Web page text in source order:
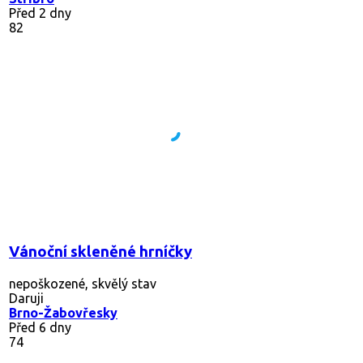
Před 2 dny
82
Vánoční skleněné hrníčky
nepoškozené, skvělý stav
Daruji
Brno-Žabovřesky
Před 6 dny
74